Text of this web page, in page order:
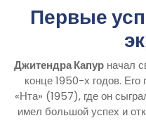
Первые
Джитендра Капур начал
конце 1950-х годов.
«Нта» (1957), где он
имел большой успех и